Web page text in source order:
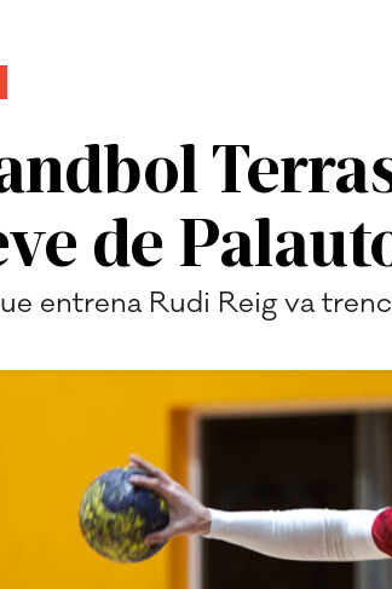
de
entrena Rudi Reig va